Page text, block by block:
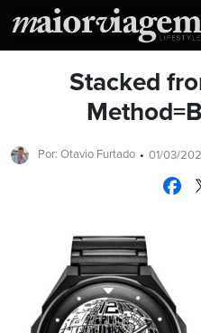
Stacked
Por: Otavio Furtado 01/03/